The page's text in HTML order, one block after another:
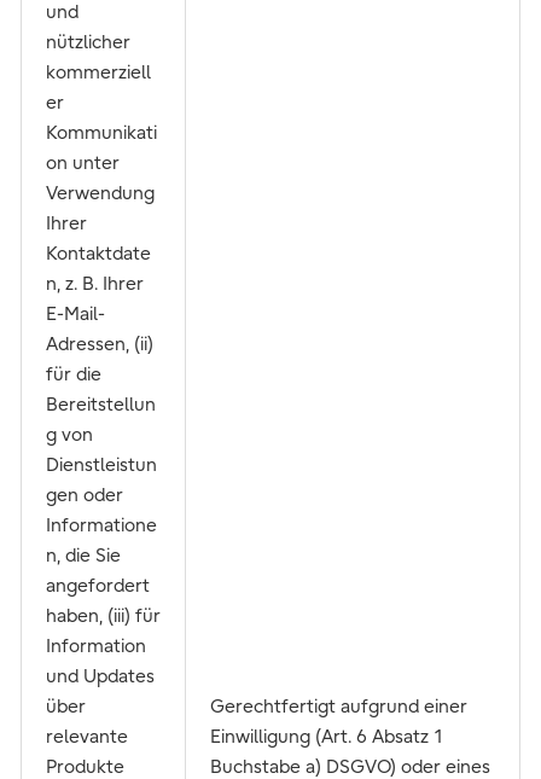
und
nützlicher
kommerziell
er
Kommunikati
on unter
Verwendung
Ihrer
Kontaktdate
n, z. B. Ihrer
E-Mail-
Adressen, (ii)
für die
Bereitstellun
g von
Dienstleistun
gen oder
Informatione
n, die Sie
angefordert
haben, (iii) für
Information
und Updates
über
relevante
Produkte
Gerechtfertigt aufgrund einer
Einwilligung (Art. 6 Absatz 1
Buchstabe a) DSGVO) oder eines